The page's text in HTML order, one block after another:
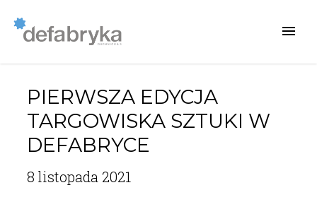
PIERWSZA EDYCJA
TARGOWISKA SZTUKI W
DEFABRYCE
8 listopada 2021